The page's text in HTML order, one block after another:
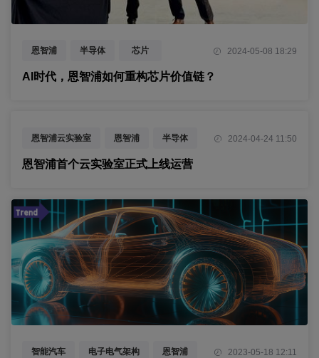
恩智浦 半导体 芯片
处理器 边缘智能 AI
2024-05-08 18:29
AI时代，恩智浦如何重构芯片价值链？
恩智浦云实验室 恩智浦 半导体 2024-04-24 11:50
恩智浦首个云实验室正式上线运营
智能汽车 电子电气架构 恩智浦 2023-05-18 12:11